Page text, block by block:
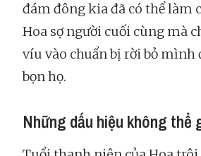
đám đông kia đã có thể làm
Hoa sợ người cuối cùng mà
víu vào chuẩn bị rời bỏ mình
bọn họ.
Những dấu hiệu không thể